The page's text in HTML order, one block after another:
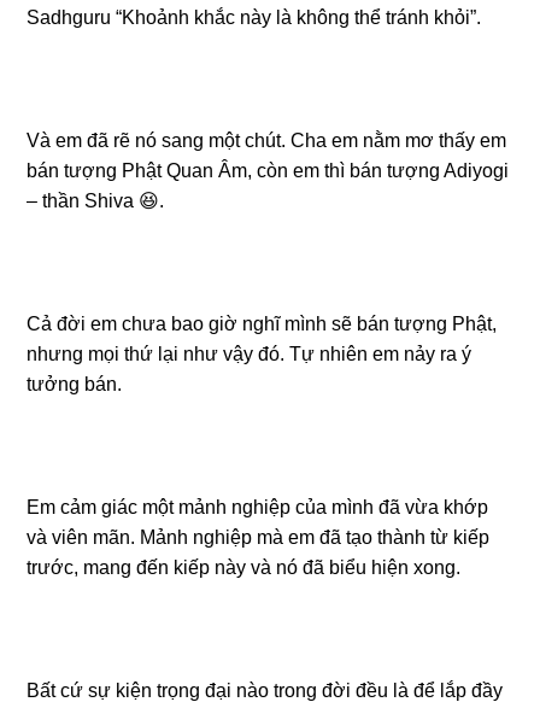
Sadhguru “Khoảnh khắc này là không thể tránh khỏi”.
Và em đã rẽ nó sang một chút. Cha em nằm mơ thấy em
bán tượng Phật Quan Âm, còn em thì bán tượng Adiyogi
– thần Shiva 😆.
Cả đời em chưa bao giờ nghĩ mình sẽ bán tượng Phật,
nhưng mọi thứ lại như vậy đó. Tự nhiên em nảy ra ý
tưởng bán.
Em cảm giác một mảnh nghiệp của mình đã vừa khớp
và viên mãn. Mảnh nghiệp mà em đã tạo thành từ kiếp
trước, mang đến kiếp này và nó đã biểu hiện xong.
Bất cứ sự kiện trọng đại nào trong đời đều là để lắp đầy